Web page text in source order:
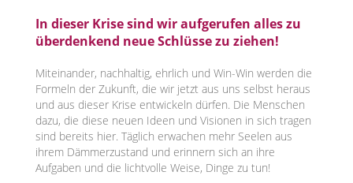
In dieser Krise sind wir aufgerufen alles zu
überdenkend neue Schlüsse zu ziehen!
Miteinander, nachhaltig, ehrlich und Win-Win werden die
Formeln der Zukunft, die wir jetzt aus uns selbst heraus
und aus dieser Krise entwickeln dürfen. Die Menschen
dazu, die diese neuen Ideen und Visionen in sich tragen
sind bereits hier. Täglich erwachen mehr Seelen aus
ihrem Dämmerzustand und erinnern sich an ihre
Aufgaben und die lichtvolle Weise, Dinge zu tun!